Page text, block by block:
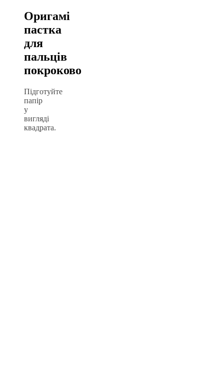
Оригамі
пастка
для
пальців
покроково
Підготуйте
папір
у
вигляді
квадрата.